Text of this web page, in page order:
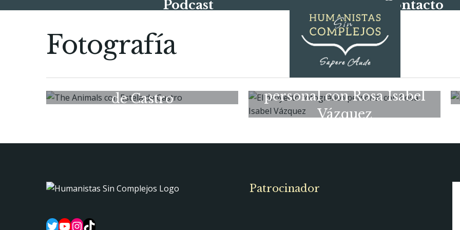
Podcast Contacto
Fotografía
The Animals con Estela
de Castro
El proyecto fotográfico
personal con Rosa Isabel
Vázquez
Twitter
YouTube
Instagram
TikTok
Patrocinador